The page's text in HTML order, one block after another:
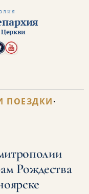
ПОЕЗДКИ·
Рождества